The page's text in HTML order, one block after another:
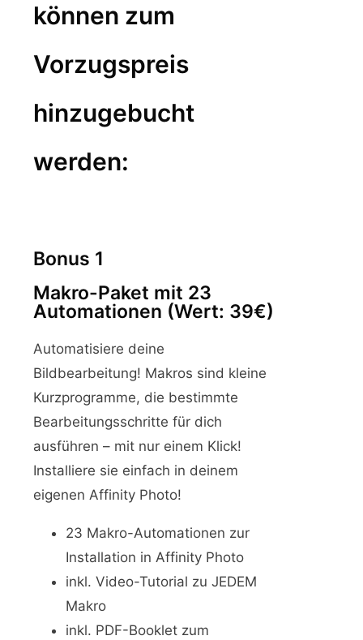
können zum
Vorzugspreis
hinzugebucht
werden:
Bonus 1
Makro-Paket mit 23
Automationen (Wert: 39€)
Automatisiere deine
Bildbearbeitung! Makros sind kleine
Kurzprogramme, die bestimmte
Bearbeitungsschritte für dich
ausführen – mit nur einem Klick!
Installiere sie einfach in deinem
eigenen Affinity Photo!
23 Makro-Automationen zur
Installation in Affinity Photo
inkl. Video-Tutorial zu JEDEM
Makro
inkl. PDF-Booklet zum